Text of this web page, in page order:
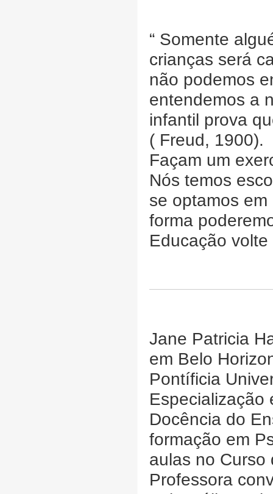
“ Somente
crianças será
não podemos
entendemos a
infantil prova
( Freud, 1900).
Façam um
Nós temos
se optamos
forma
Educação
Jane Patricia
em Belo
Pontíficia
Especialização
Docência do
formação em
aulas no Curso
Professora